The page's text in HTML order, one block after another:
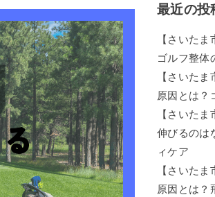
最近の投
【さいた
ゴルフ整体
【さいた
原因とは？
【さいた
伸びるのは
ィケア
【さいた
原因とは？